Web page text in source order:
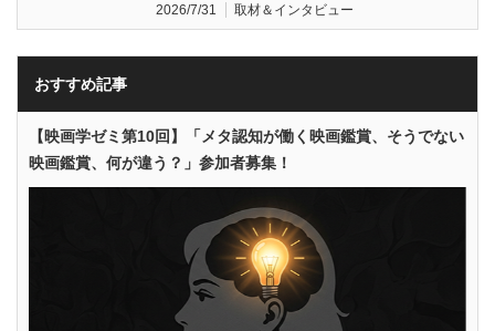
2026/7/31 取材＆インタビュー
おすすめ記事
【映画学ゼミ第10回】「メタ認知が働く映画鑑賞、そうでない
映画鑑賞、何が違う？」参加者募集！